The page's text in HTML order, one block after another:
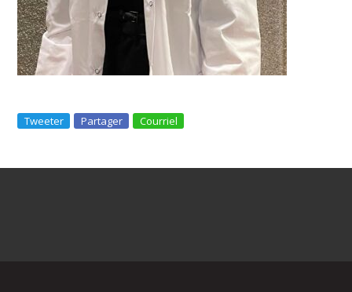
Tweeter Partager Courriel